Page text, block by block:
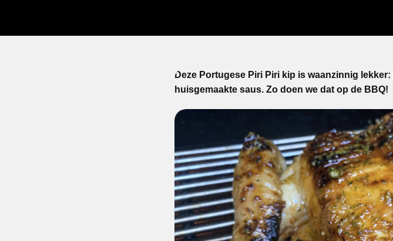
Deze Portugese Piri Piri kip is waanzinnig
huisgemaakte saus. Zo doen we dat op de BBQ!